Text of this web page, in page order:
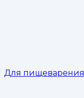
Для пищеварения